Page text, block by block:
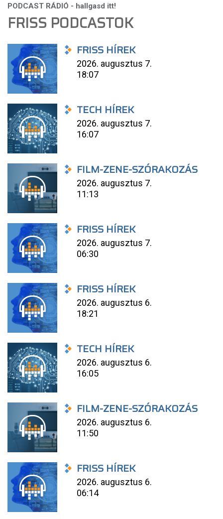
FRISS PODCASTOK
FRISS HÍREK
2026. augusztus 7.
18:07
TECH HÍREK
2026. augusztus 7.
16:07
FILM-ZENE-SZÓRAKOZÁS
2026. augusztus 7.
11:13
FRISS HÍREK
2026. augusztus 7.
06:30
FRISS HÍREK
2026. augusztus 6.
18:21
TECH HÍREK
2026. augusztus 6.
16:05
FILM-ZENE-SZÓRAKOZÁS
2026. augusztus 6.
11:50
FRISS HÍREK
2026. augusztus 6.
06:14